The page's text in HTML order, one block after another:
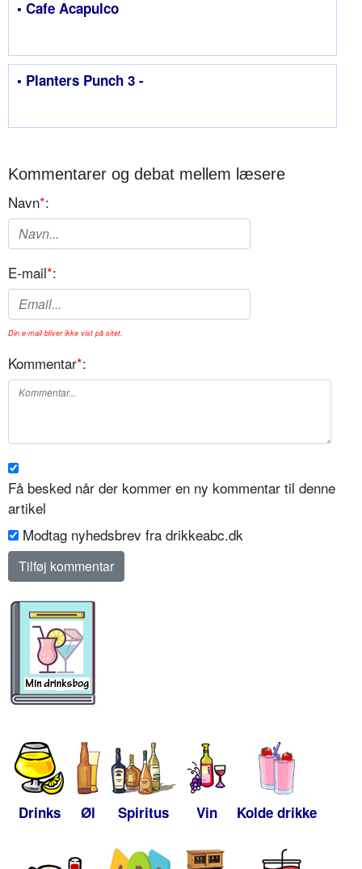
• Cafe Acapulco
• Planters Punch 3 -
Kommentarer og debat mellem læsere
Navn*:
E-mail*:
Din e-mail bliver ikke vist på sitet.
Kommentar*:
Få besked når der kommer en ny kommentar til denne
artikel
Modtag nyhedsbrev fra drikkeabc.dk
Drinks Øl Spiritus Vin Kolde drikke